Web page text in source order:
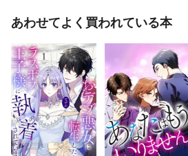
あわせてよく買われている本